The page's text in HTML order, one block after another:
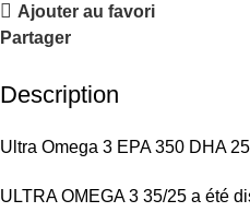
Ajouter au favori
Partager
Description
Ultra Omega 3 EPA 350 DHA
ULTRA OMEGA 3 35/25 a été